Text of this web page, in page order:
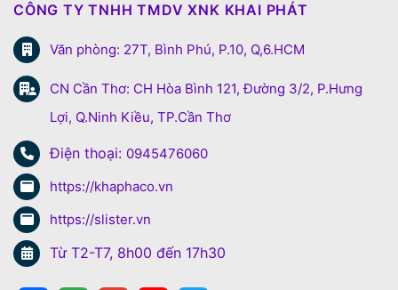
CÔNG TY TNHH TMDV XNK KHAI PHÁT
Văn phòng: 27T, Bình Phú, P.10, Q,6.HCM
CN Cần Thơ: CH Hòa Bình 121, Đường 3/2, P.Hưng
Lợi, Q.Ninh Kiều, TP.Cần Thơ
Điện thoại: 0945476060
https://khaphaco.vn
https://slister.vn
Từ T2-T7, 8h00 đến 17h30